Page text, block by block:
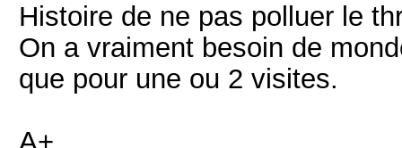
Histoire de ne pas polluer le
On a vraiment besoin de
que pour une ou 2 visites.
A+